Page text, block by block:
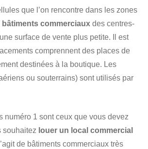
que l’on rencontre dans les zones
bâtiments commerciaux des centres-
surface de vente plus petite. Il est
comprennent des places de
destinées à la boutique. Les
ou souterrains) sont utilisés par
numéro 1 sont ceux que vous devez
souhaitez louer un local commercial
de bâtiments commerciaux très